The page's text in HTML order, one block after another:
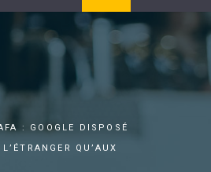
: GOOGLE DISPOSÉ
QU’AUX